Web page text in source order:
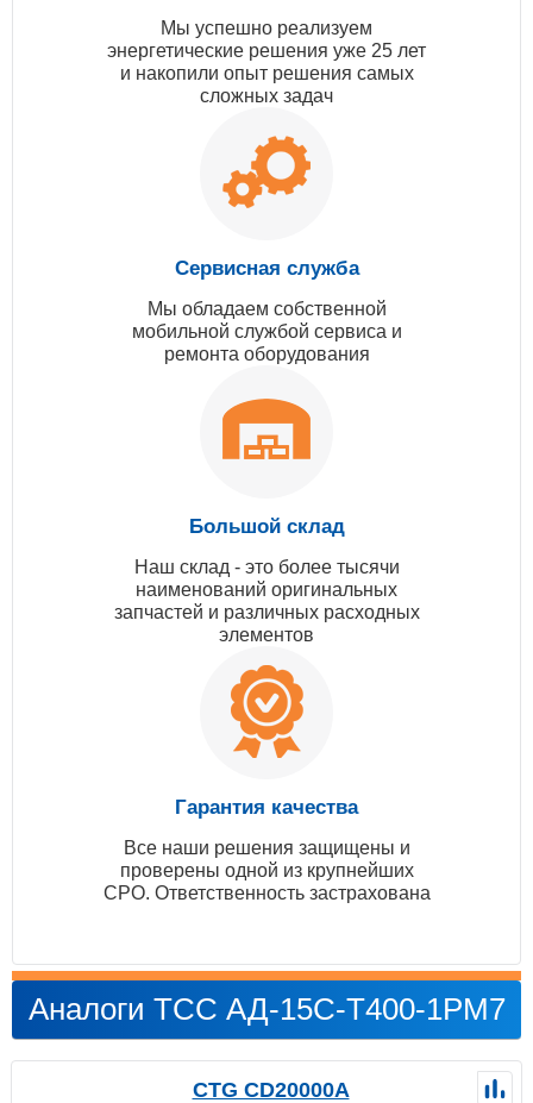
Мы успешно реализуем
энергетические решения уже 25 лет
и накопили опыт решения самых
сложных задач
Сервисная служба
Мы обладаем собственной
мобильной службой сервиса и
ремонта оборудования
Большой склад
Наш склад - это более тысячи
наименований оригинальных
запчастей и различных расходных
элементов
Гарантия качества
Все наши решения защищены и
проверены одной из крупнейших
СРО. Ответственность застрахована
Аналоги ТСС АД-15С-Т400-1РМ7
CTG CD20000A